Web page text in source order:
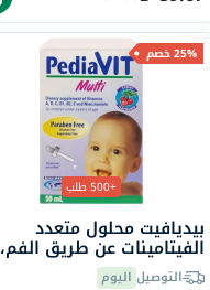
25% خصم
+500 طلب
بيديافيت محلول متعدد
الفيتامينات عن طريق الفم،
50 ملالتوصيل اليوم